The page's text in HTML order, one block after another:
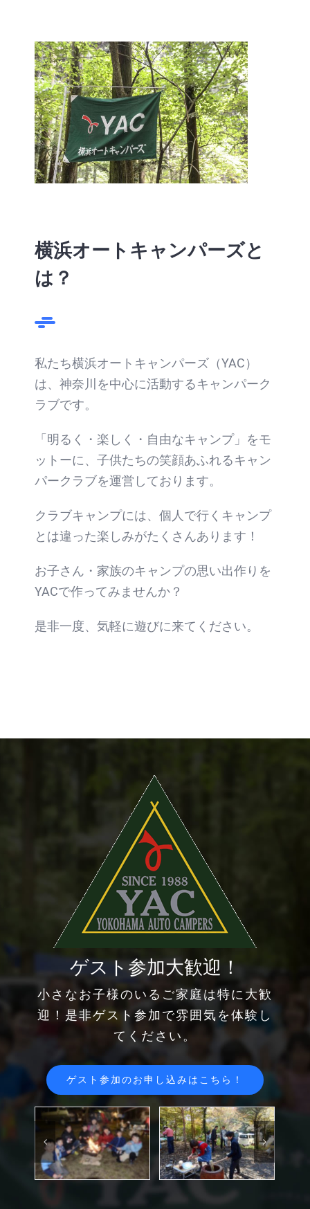
横浜オートキャンパーズと
は？
私たち横浜オートキャンパーズ（YAC）
は、神奈川を中心に活動するキャンパーク
ラブです。
「明るく・楽しく・自由なキャンプ」をモ
ットーに、子供たちの笑顔あふれるキャン
パークラブを運営しております。
クラブキャンプには、個人で行くキャンプ
とは違った楽しみがたくさんあります！
お子さん・家族のキャンプの思い出作りを
YACで作ってみませんか？
是非一度、気軽に遊びに来てください。
ゲスト参加大歓迎！
小さなお子様のいるご家庭は特に大歓
迎！是非ゲスト参加で雰囲気を体験し
てください。
ゲスト参加のお申し込みはこちら！